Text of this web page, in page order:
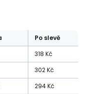
Po slevě
318 Kč
302Kč
294Kč